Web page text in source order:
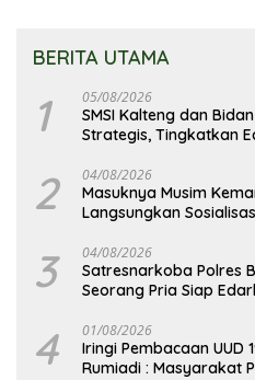
BERITA UTAMA
1 05/08/2026
SMSI Kalteng dan
Strategis, Tingkatkan
2 04/08/2026
Masuknya Musim
Langsungkan
3 04/08/2026
Satresnarkoba Polres
Seorang Pria Siap
4 01/08/2026
Iringi Pembacaan UUD
Rumiadi : Masyarakat Punya